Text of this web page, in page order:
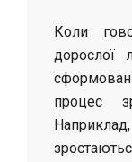
Коли
дорослої
процес